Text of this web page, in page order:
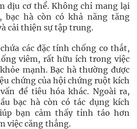
dịu cơ thể. Không chỉ mang lại
bạc hà còn có khả năng tăng
cải thiện sự tập trung.
các đặc tính chống co thắt,
viêm, rất hữu ích trong việc
mạnh. Bạc hà thường được
chứng của hội chứng ruột kích
đề tiêu hóa khác. Ngoài ra,
bạc hà còn có tác dụng kích
bạn cảm thấy tỉnh táo hơn
việc căng thẳng.